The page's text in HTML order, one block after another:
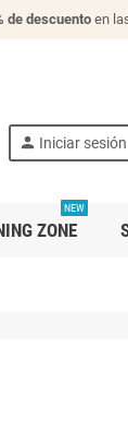
de descuentoen
person Iniciar sesión
ZONE
NEW